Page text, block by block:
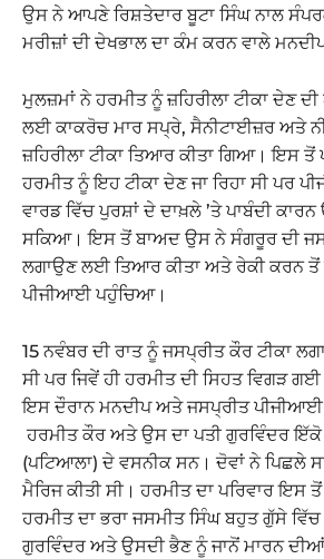
ਉਸ ਨੇ ਆਪਣੇ ਰਿਸ਼ਤੇਦਾਰ ਬੂਟਾ ਸਿੰਘ ਨਾਲ
ਮਰੀਜ਼ਾਂ ਦੀ ਦੇਖਭਾਲ ਦਾ ਕੰਮ ਕਰਨ ਵਾਲੇ
ਮੁਲਜ਼ਮਾਂ ਨੇ ਹਰਮੀਤ ਨੂੰ ਜ਼ਹਿਰੀਲਾ ਟੀਕਾ ਦੇਣ
ਲਈ ਕਾਕਰੋਚ ਮਾਰ ਸਪ੍ਰੇ, ਸੈਨੀਟਾਈਜ਼ਰ ਅਤੇ
ਜ਼ਹਿਰੀਲਾ ਟੀਕਾ ਤਿਆਰ ਕੀਤਾ ਗਿਆ। ਇਸ ਤੋਂ
ਹਰਮੀਤ ਨੂੰ ਇਹ ਟੀਕਾ ਦੇਣ ਜਾ ਰਿਹਾ ਸੀ ਪਰ
ਵਾਰਡ ਵਿੱਚ ਪੁਰਸ਼ਾਂ ਦੇ ਦਾਖ਼ਲੇ ’ਤੇ ਪਾਬੰਦੀ
ਸਕਿਆ। ਇਸ ਤੋਂ ਬਾਅਦ ਉਸ ਨੇ ਸੰਗਰੂਰ ਦੀ
ਲਗਾਉਣ ਲਈ ਤਿਆਰ ਕੀਤਾ ਅਤੇ ਰੇਕੀ ਕਰਨ
ਪੀਜੀਆਈ ਪਹੁੰਚਿਆ।
15 ਨਵੰਬਰ ਦੀ ਰਾਤ ਨੂੰ ਜਸਪ੍ਰੀਤ ਕੌਰ ਟੀਕਾ
ਸੀ ਪਰ ਜਿਵੇਂ ਹੀ ਹਰਮੀਤ ਦੀ ਸਿਹਤ ਵਿਗੜ
ਇਸ ਦੌਰਾਨ ਮਨਦੀਪ ਅਤੇ ਜਸਪ੍ਰੀਤ ਪੀਜੀਆਈ
ਹਰਮੀਤ ਕੌਰ ਅਤੇ ਉਸ ਦਾ ਪਤੀ ਗੁਰਵਿੰਦਰ ਇੱਕੋ
(ਪਟਿਆਲਾ) ਦੇ ਵਸਨੀਕ ਸਨ। ਦੋਵਾਂ ਨੇ ਪਿਛਲੇ
ਮੈਰਿਜ ਕੀਤੀ ਸੀ। ਹਰਮੀਤ ਦਾ ਪਰਿਵਾਰ ਇਸ
ਹਰਮੀਤ ਦਾ ਭਰਾ ਜਸਮੀਤ ਸਿੰਘ ਬਹੁਤ ਗੁੱਸੇ
ਗੁਰਵਿੰਦਰ ਅਤੇ ਉਸਦੀ ਭੈਣ ਨੂੰ ਜਾਨੋਂ ਮਾਰਨ